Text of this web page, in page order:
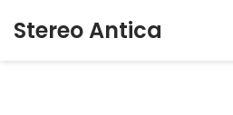
Stereo Antica